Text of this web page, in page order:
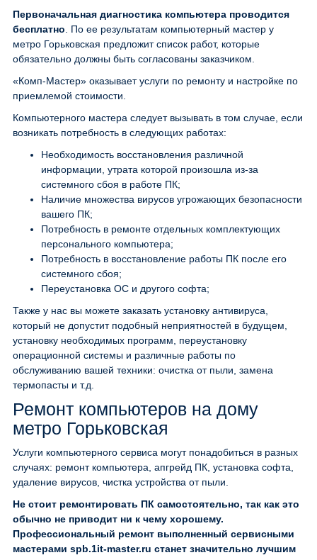
Первоначальная диагностика компьютера проводится
бесплатно . По ее результатам компьютерный мастер у
метро Горьковская предложит список работ, которые
обязательно должны быть согласованы заказчиком.
«Комп-Мастер» оказывает услуги по ремонту и настройке по
приемлемой стоимости.
Компьютерного мастера следует вызывать в том случае, если
возникать потребность в следующих работах:
Необходимость восстановления различной
информации, утрата которой произошла из-за
системного сбоя в работе ПК;
Наличие множества вирусов угрожающих безопасности
вашего ПК;
Потребность в ремонте отдельных комплектующих
персонального компьютера;
Потребность в восстановление работы ПК после его
системного сбоя;
Переустановка ОС и другого софта;
Также у нас вы можете заказать установку антивируса,
который не допустит подобный неприятностей в будущем,
установку необходимых программ, переустановку
операционной системы и различные работы по
обслуживанию вашей техники: очистка от пыли, замена
термопасты и т.д.
Ремонт компьютеров на дому
метро Горьковская
Услуги компьютерного сервиса могут понадобиться в разных
случаях: ремонт компьютера, апгрейд ПК, установка софта,
удаление вирусов, чистка устройства от пыли.
Не стоит ремонтировать ПК самостоятельно, так как это
обычно не приводит ни к чему хорошему.
Профессиональный ремонт выполненный сервисными
мастерами spb.1it-master.ru станет значительно лучшим